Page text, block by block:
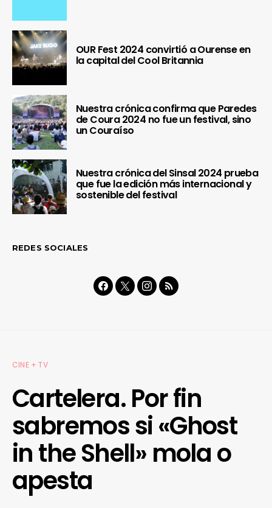
OUR Fest 2024 convirtió a Ourense en
la capital del Cool Britannia
Nuestra crónica confirma que Paredes
de Coura 2024 no fue un festival, sino
un Couraíso
Nuestra crónica del Sinsal 2024 prueba
que fue la edición más internacional y
sostenible del festival
REDES SOCIALES
CINE + TV
Cartelera. Por fin
sabremos si «Ghost
in the Shell» mola o
apesta